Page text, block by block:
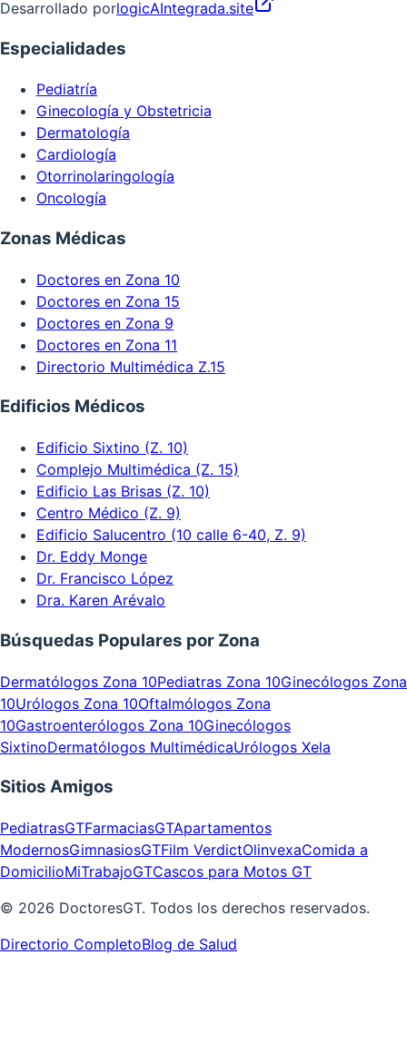
Desarrollado porlogicAIntegrada.site
Especialidades
Pediatría
Ginecología y Obstetricia
Dermatología
Cardiología
Otorrinolaringología
Oncología
Zonas Médicas
Doctores en Zona 10
Doctores en Zona 15
Doctores en Zona 9
Doctores en Zona 11
Directorio Multimédica Z.15
Edificios Médicos
Edificio Sixtino (Z. 10)
Complejo Multimédica (Z. 15)
Edificio Las Brisas (Z. 10)
Centro Médico (Z. 9)
Edificio Salucentro (10 calle 6-40, Z. 9)
Dr. Eddy Monge
Dr. Francisco López
Dra. Karen Arévalo
Búsquedas Populares por Zona
Dermatólogos Zona 10Pediatras Zona 10Ginecólogos Zona
10Urólogos Zona 10Oftalmólogos Zona
10Gastroenterólogos Zona 10Ginecólogos
SixtinoDermatólogos MultimédicaUrólogos Xela
Sitios Amigos
PediatrasGTFarmaciasGTApartamentos
ModernosGimnasiosGTFilm VerdictOlinvexaComida a
DomicilioMiTrabajoGTCascos para Motos GT
© 2026 DoctoresGT. Todos los derechos reservados.
Directorio CompletoBlog de Salud